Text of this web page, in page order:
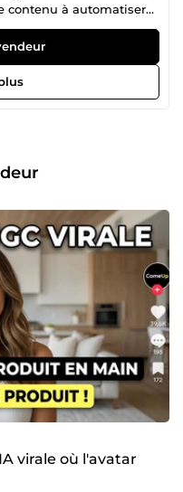
contenu à automatiser
IA ultra-réalistes
objectif ? Vous faire
frais de tournage tout
en : 🔹 Création
Vidéos Publicitaires
virale où l'avatar